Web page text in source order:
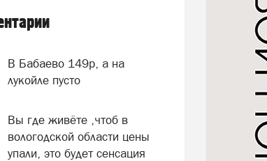
В Бабаево 149р, а на
лукойле пусто
Вы где живёте ,чтоб в
вологодской области цены
упали, это будет сенсация